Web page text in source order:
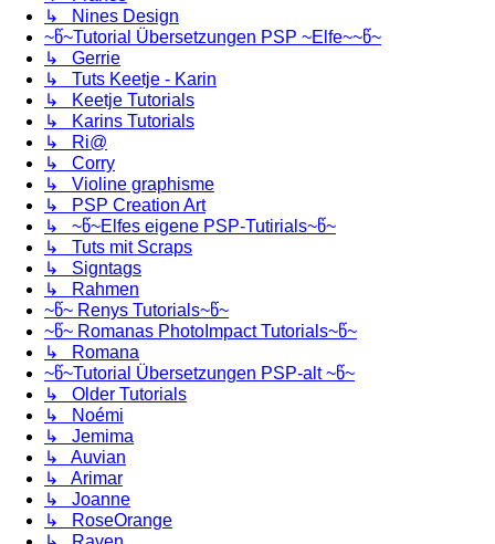
↳ Nines Design
~წ~Tutorial Übersetzungen PSP ~Elfe~~წ~
↳ Gerrie
↳ Tuts Keetje - Karin
↳ Keetje Tutorials
↳ Karins Tutorials
↳ Ri@
↳ Corry
↳ Violine graphisme
↳ PSP Creation Art
↳ ~წ~Elfes eigene PSP-Tutirials~წ~
↳ Tuts mit Scraps
↳ Signtags
↳ Rahmen
~წ~ Renys Tutorials~წ~
~წ~ Romanas PhotoImpact Tutorials~წ~
↳ Romana
~წ~Tutorial Übersetzungen PSP-alt ~წ~
↳ Older Tutorials
↳ Noémi
↳ Jemima
↳ Auvian
↳ Arimar
↳ Joanne
↳ RoseOrange